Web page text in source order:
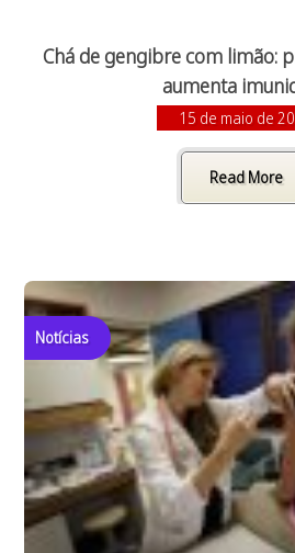
Chá de gengibre com limão:
aumenta
15 de maio de
Read More
Notícias